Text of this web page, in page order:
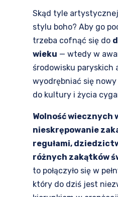
Skąd tyle
stylu boho? Aby go
trzeba cofnąć się do
wieku — wtedy w
środowisku paryskich
wyodrębniać się
do kultury i życia
Wolność wiecznych
nieskrępowanie
regułami,
różnych zakątków
to połączyło się w
który do dziś jest